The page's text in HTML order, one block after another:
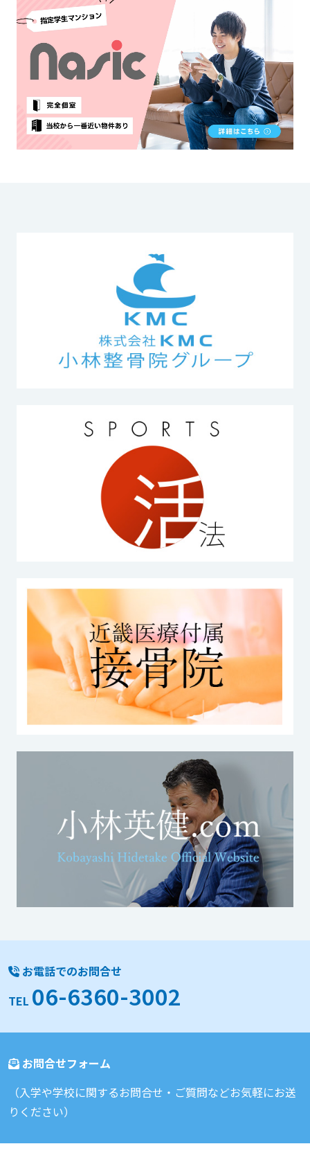
お電話でのお問合せ
TEL 06-6360-3002
お問合せフォーム
（入学や学校に関するお問合せ・ご質問などお気軽にお送
りください）